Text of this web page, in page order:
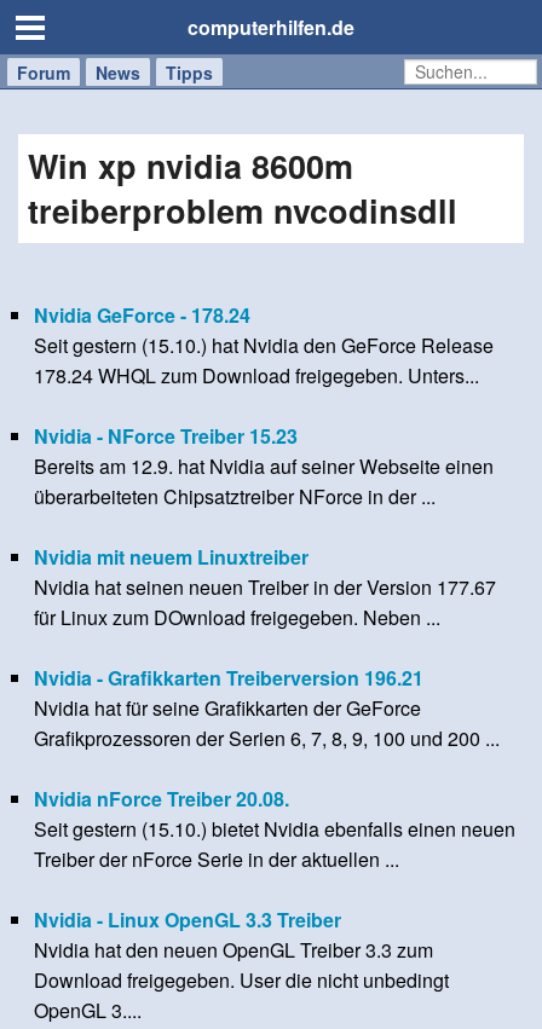
computerhilfen.de
Forum News Tipps
Handy
Windows
Mac
Win xp nvidia 8600m
treiberproblem nvcodinsdll
Nvidia GeForce - 178.24
Seit gestern (15.10.) hat Nvidia den GeForce Release
178.24 WHQL zum Download freigegeben. Unters...
Nvidia - NForce Treiber 15.23
Bereits am 12.9. hat Nvidia auf seiner Webseite einen
überarbeiteten Chipsatztreiber NForce in der ...
Nvidia mit neuem Linuxtreiber
Nvidia hat seinen neuen Treiber in der Version 177.67
für Linux zum DOwnload freigegeben. Neben ...
Nvidia - Grafikkarten Treiberversion 196.21
Nvidia hat für seine Grafikkarten der GeForce
Grafikprozessoren der Serien 6, 7, 8, 9, 100 und 200 ...
Nvidia nForce Treiber 20.08.
Seit gestern (15.10.) bietet Nvidia ebenfalls einen neuen
Treiber der nForce Serie in der aktuellen ...
Nvidia - Linux OpenGL 3.3 Treiber
Nvidia hat den neuen OpenGL Treiber 3.3 zum
Download freigegeben. User die nicht unbedingt
OpenGL 3....